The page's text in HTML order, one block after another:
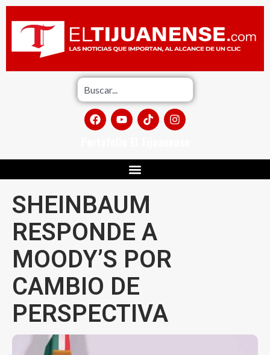
SHEINBAUM
RESPONDE A
MOODY’S POR
CAMBIO DE
PERSPECTIVA